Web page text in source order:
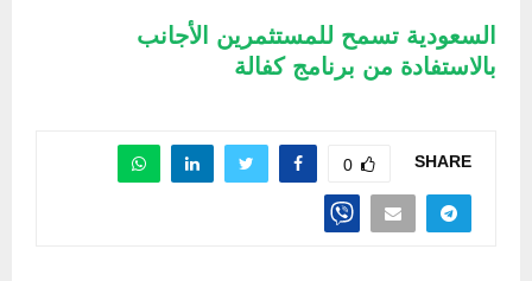
السعودية تسمح للمستثمرين الأجانب
بالاستفادة من برنامج كفالة
SHARE
0